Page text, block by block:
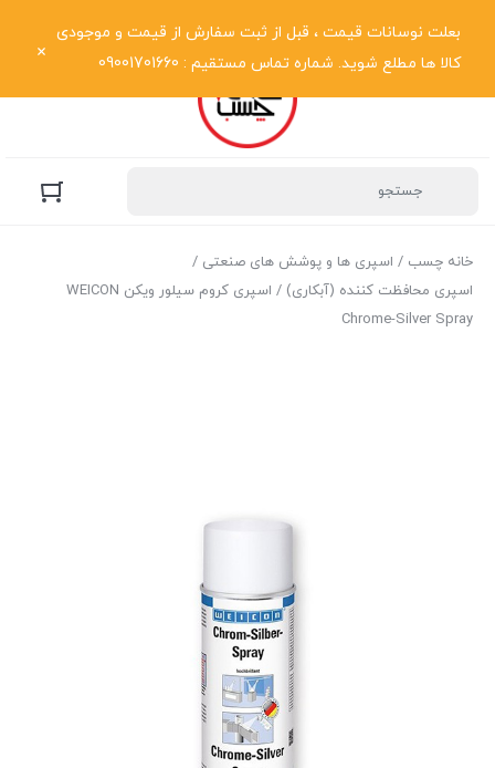
بعلت نوسانات قیمت ، قبل از ثبت سفارش از قیمت و موجودی
کالا ها مطلع شوید. شماره تماس مستقیم : 09001701660
خانه چسب / اسپری ها و پوشش های صنعتی /
اسپری محافظت کننده (آبکاری)
/ اسپری کروم سیلور ویکن WEICON
Chrome-Silver Spray